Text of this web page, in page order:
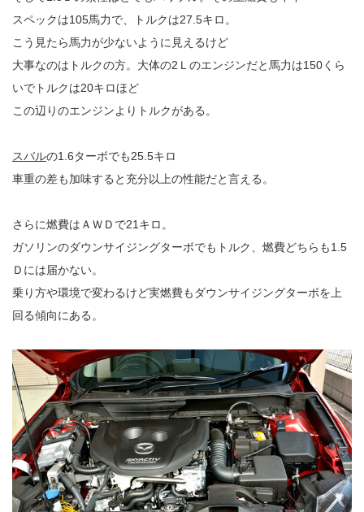
スペックは105馬力で、トルクは27.5キロ。
こう見たら馬力が少ないように見えるけど
大事なのはトルクの方。大体の2Ｌのエンジンだと馬力は150くら
いでトルクは20キロほど
この辺りのエンジンよりトルクがある。
スバルの1.6ターボでも25.5キロ
車重の差も加味すると充分以上の性能だと言える。
さらに燃費はＡＷＤで21キロ。
ガソリンのダウンサイジングターボでもトルク、燃費どちらも1.5
Ｄには届かない。
乗り方や環境で変わるけど実燃費もダウンサイジングターボを上
回る傾向にある。